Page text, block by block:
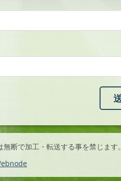
で加工・転送する事を禁じます。